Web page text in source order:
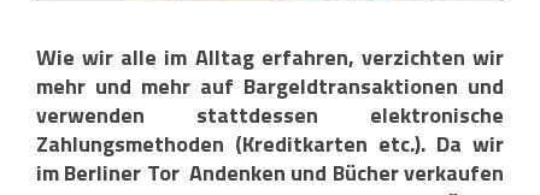
Wie wir alle im Alltag erfahren, verzichten wir
mehr und mehr auf Bargeldtransaktionen und
verwenden stattdessen elektronische
Zahlungsmethoden (Kreditkarten etc.). Da wir
im Berliner Tor Andenken und Bücher verkaufen